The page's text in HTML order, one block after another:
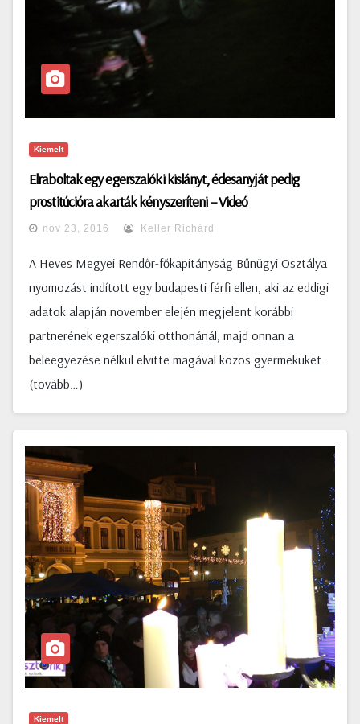
Kiemelt
Elraboltak egy egerszalóki kislányt, édesanyját pedig
prostitúcióra akarták kényszeríteni – Videó
nov 23, 2016 Keller Richárd
A Heves Megyei Rendőr-főkapitányság Bűnügyi Osztálya
nyomozást indított egy budapesti férfi ellen, aki az eddigi
adatok alapján november elején megjelent korábbi
partnerének egerszalóki otthonánál, majd onnan a
beleegyezése nélkül elvitte magával közös gyermeküket.
(tovább…)
Kiemelt